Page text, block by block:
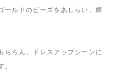
ールドのビーズをあしらい、輝
ちろん、ドレスアップシーンに
。